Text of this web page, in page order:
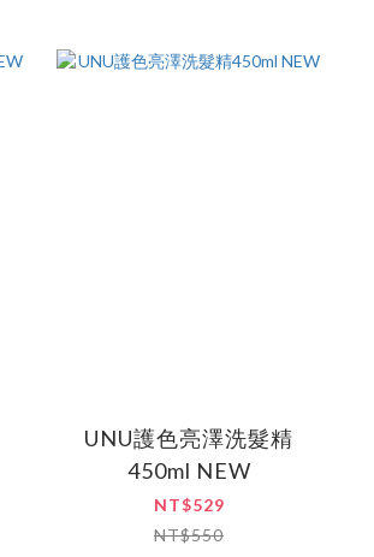
UNU護色亮澤洗髮精
450ml NEW
NT$529
NT$550